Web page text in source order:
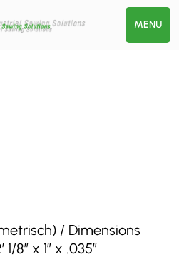
MENU
/ Dimensions
8″ x 1″ x .035″